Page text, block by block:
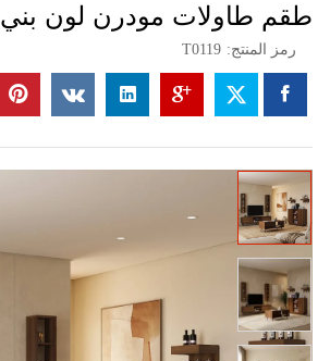
طقم طاولات مودرن لون بني 0119
رمز المنتج: T0119